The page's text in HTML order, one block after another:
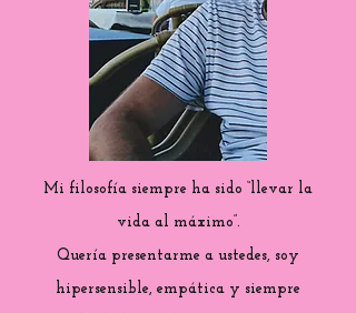
Mi filosofía siempre ha sido “llevar la
vida al máximo”.
Quería presentarme a ustedes, soy
hipersensible, empática y siempre